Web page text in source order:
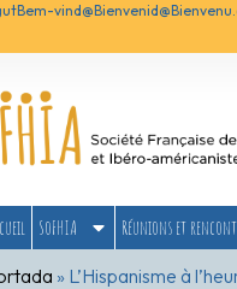
Bem-vind@Bienvenid@
SoFHIA Réunions et
» L’Hispanisme à